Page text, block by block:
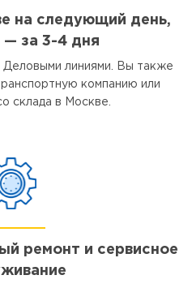
на следующий день,
— за 3-4 дня
Деловыми линиями. Вы также
компанию или
склада в Москве.
ремонт и сервисное